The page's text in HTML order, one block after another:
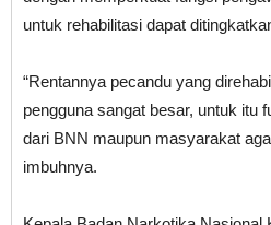
untuk rehabilitasi dapat
“Rentannya pecandu yang
pengguna sangat besar, untuk itu
dari BNN maupun masyarakat
imbuhnya.